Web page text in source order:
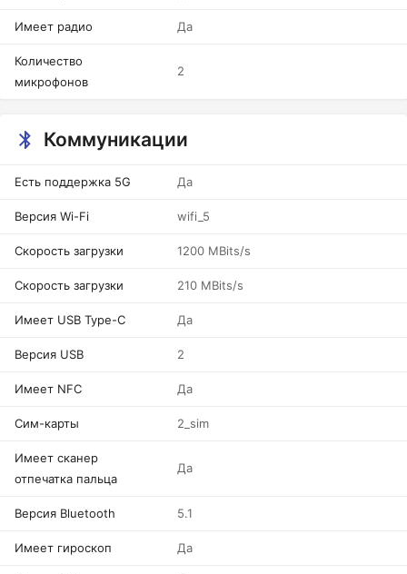
Имеет радио Да
Количество
микрофонов
2
Коммуникации
Есть поддержка 5G Да
Версия Wi-Fi wifi_5
Скорость загрузки 1200 MBits/s
Скорость загрузки 210 MBits/s
Имеет USB Type-C Да
Версия USB 2
Имеет NFC Да
Сим-карты 2_sim
Имеет сканер
отпечатка пальца
Да
Версия Bluetooth 5.1
Имеет гироскоп Да